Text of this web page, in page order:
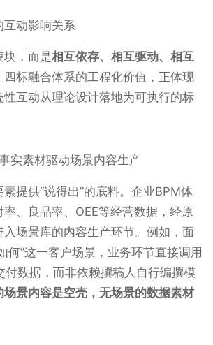
互动影响关系
块，而是相互依存、相互驱动、相互
四标融合体系的工程化价值，正体现
互动从理论设计落地为可执行的标
实素材驱动场景内容生产
提供“说得出”的底料。企业BPM体
、良品率、OEE等经营数据，经原
场景库的内容生产环节。例如，面
何”这一客户场景，业务环节直接调用
付数据，而非依赖撰稿人自行编撰模
场景内容是空壳，无场景的数据素材